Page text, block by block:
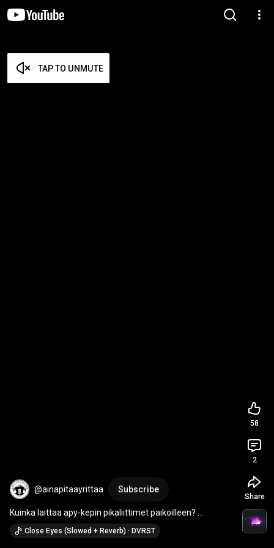
TAP TO UNMUTE
@ainapitaayrittaa Subscribe
#ainapitääyrittää#apykeppi
Close Eyes (Slowed + Reverb) · DVRST
58
2
Share